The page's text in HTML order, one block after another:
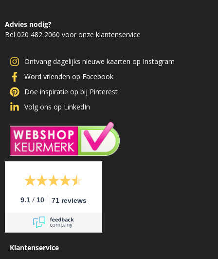
Advies nodig?
Bel 020 482 2060 voor onze klantenservice
Ontvang dagelijks nieuwe kaarten op Instagram
Word vrienden op Facebook
Doe inspiratie op bij Pinterest
Volg ons op LinkedIn
9.1 / 10 71 reviews
Klantenservice